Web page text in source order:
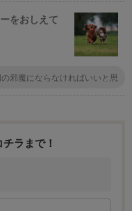
をおしえて
邪魔にならなければいいと思
ラまで！